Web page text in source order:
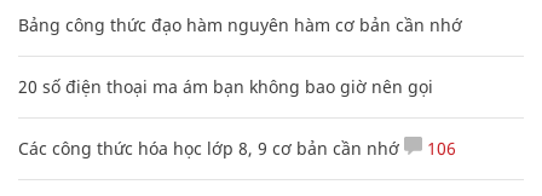
Bảng công thức đạo hàm nguyên hàm cơ bản cần nhớ
20 số điện thoại ma ám bạn không bao giờ nên gọi
Các công thức hóa học lớp 8, 9 cơ bản cần nhớ 106